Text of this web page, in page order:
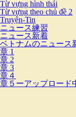
Từ vựng hình thái
Từ vựng theo chủ đề 2
Truyện-Tin
ニュース練習
ニュース新着
ベトナムのニュース
章 1
章 2
章 3
章４
章５ーアップロード